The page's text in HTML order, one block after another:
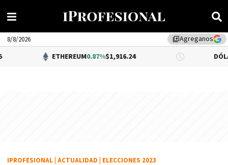
library_addAgreganos
8/8/2026
ETHEREUM0.87%$1,916.24 DÓLAR BNA
IPROFESIONAL ACTUALIDAD ELECCIONES 2023